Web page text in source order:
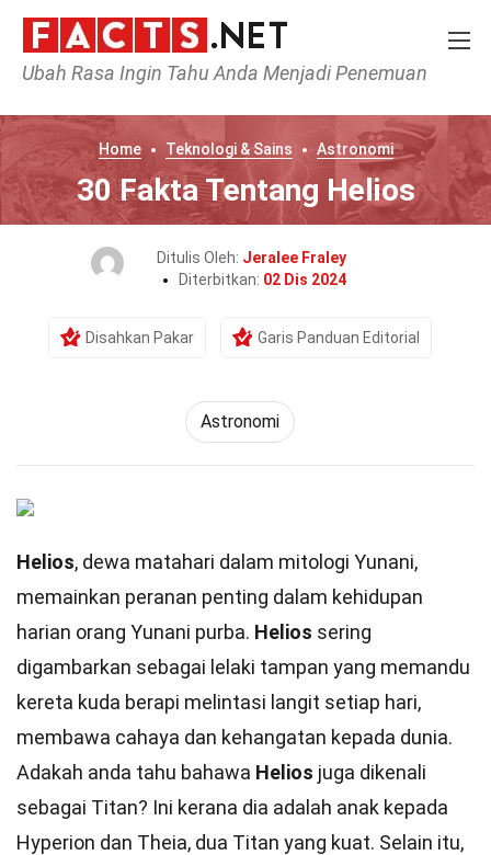
Ubah Rasa Ingin Tahu Anda Menjadi Penemuan
Home Teknologi & Sains Astronomi
30 Fakta Tentang Helios
Ditulis Oleh: Jeralee Fraley
Diterbitkan: 02 Dis 2024
Disahkan Pakar Garis Panduan Editorial
Astronomi
Helios, dewa matahari dalam mitologi Yunani,
memainkan peranan penting dalam kehidupan
harian orang Yunani purba. Helios sering
digambarkan sebagai lelaki tampan yang memandu
kereta kuda berapi melintasi langit setiap hari,
membawa cahaya dan kehangatan kepada dunia.
Adakah anda tahu bahawa Helios juga dikenali
sebagai Titan? Ini kerana dia adalah anak kepada
Hyperion dan Theia, dua Titan yang kuat. Selain itu,